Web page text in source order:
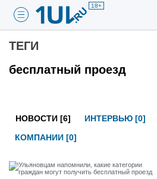
18+
ТЕГИ
бесплатный проезд
НОВОСТИ [6] ИНТЕРВЬЮ [0]
КОМПАНИИ [0]